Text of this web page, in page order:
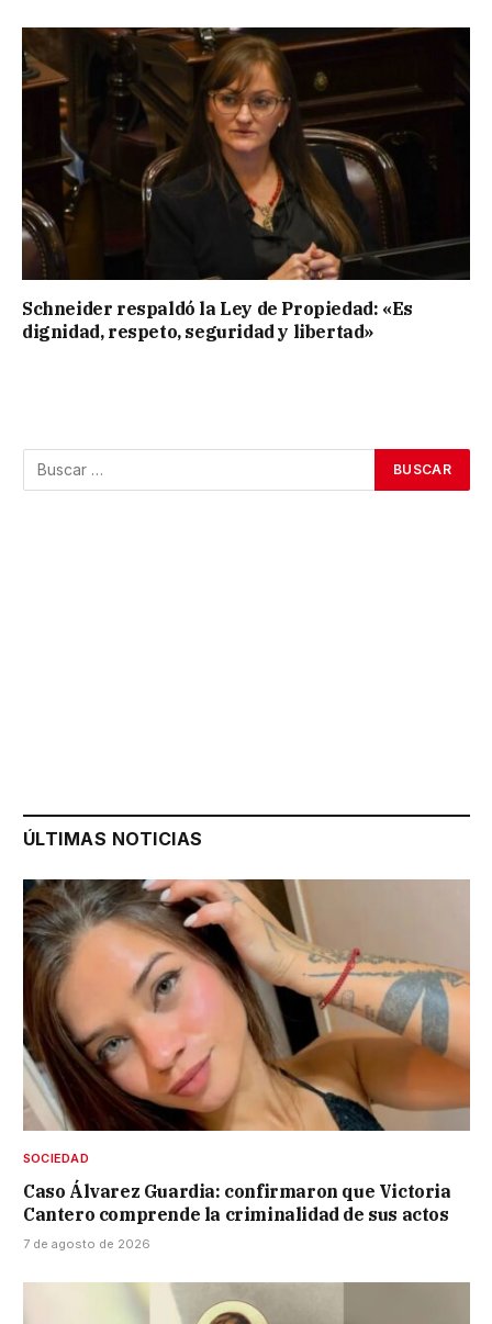
Schneider respaldó la Ley de Propiedad: «Es
dignidad, respeto, seguridad y libertad»
ÚLTIMAS NOTICIAS
SOCIEDAD
Caso Álvarez Guardia: confirmaron que Victoria
Cantero comprende la criminalidad de sus actos
7 de agosto de 2026